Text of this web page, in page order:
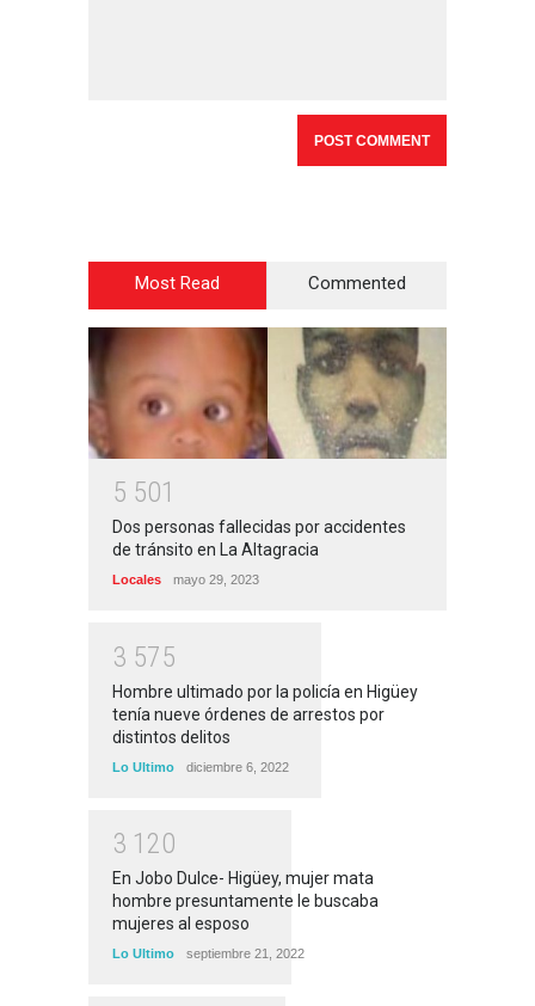
Most Read Commented
5 501
Dos personas fallecidas por accidentes
de tránsito en La Altagracia
Locales mayo 29, 2023
3 575
Hombre ultimado por la policía en Higüey
tenía nueve órdenes de arrestos por
distintos delitos
Lo Ultimo diciembre 6, 2022
3 1 20
En Jobo Dulce- Higüey, mujer mata
hombre presuntamente le buscaba
mujeres al esposo
Lo Ultimo septiembre 21, 2022